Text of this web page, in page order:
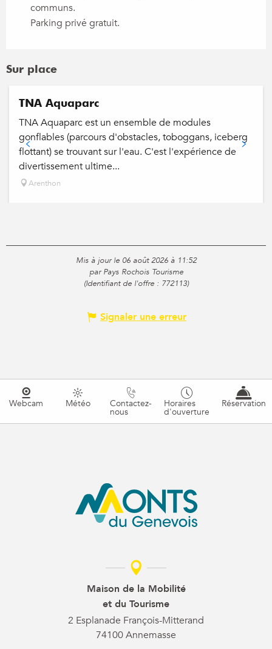
communs.
Parking privé gratuit.
Sur place
TNA Aquaparc
TNA Aquaparc est un ensemble de modules
gonflables (parcours d'obstacles, toboggans, iceberg
flottant) se trouvant sur l'eau. C'est l'expérience de
divertissement ultime...
Arenthon
Mis à jour le 06 août 2026 à 11:52
par Pays Rochois Tourisme
(Identifiant de l'offre : 772113)
Signaler une erreur
Webcam Météo Contactez-
nous
Horaires
d'ouverture
Réservation
Maison de la Mobilité
et du Tourisme
2 Esplanade François-Mitterand
74100 Annemasse